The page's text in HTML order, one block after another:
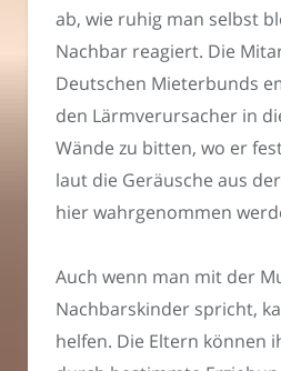
ab, wie ruhig man selbst
Nachbar reagiert. Die
Deutschen Mieterbunds
den Lärmverursacher in
Wände zu bitten, wo er
laut die Geräusche aus
hier wahrgenommen
Auch wenn man mit der
Nachbarskinder spricht,
helfen. Die Eltern können